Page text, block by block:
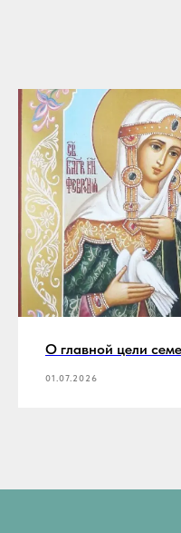
О главной цели
01.07.2026